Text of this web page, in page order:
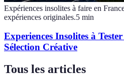
Expériences insolites à faire en
expériences originales.5 min
Experiences Insolites à
Sélection Créative
Tous les articles